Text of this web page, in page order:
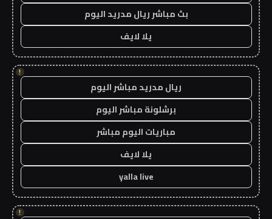
بث مباشر ريال مدريد اليوم
يلا لايف
!
ريال مدريد مباشر اليوم
برشلونة مباشر اليوم
مباريات اليوم مباشر
يلا لايف
yalla live
!